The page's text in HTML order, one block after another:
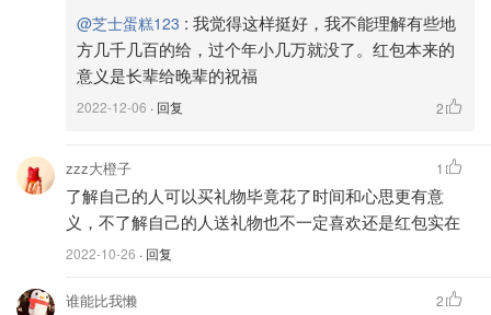
@芝士蛋糕123 : 我觉得这样挺好，我不能理解有些地
方几千几百的给，过个年小几万就没了。红包本来的
意义是长辈给晚辈的祝福
2022-12-06 · 回复 2
zzz大橙子
了解自己的人可以买礼物毕竟花了时间和心思更有意
义，不了解自己的人送礼物也不一定喜欢还是红包实在
2022-10-26 · 回复
1
谁能比我懒 2